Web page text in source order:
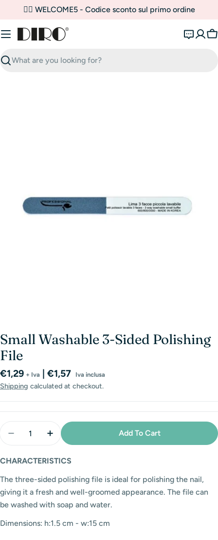
content
✌🏼 WELCOME5 - Codice sconto sul primo ordine
Search
media 0 in modal
Small Washable 3-Sided Polishing
File
Regular
price
€1,29 + Iva | €1,57 Iva inclusa
Shipping calculated at checkout.
Decrease Quantity For Small Washable 3-Sided
Increase Quantity For Small Washable 3-
Add To Cart
CHARACTERISTICS
The three-sided polishing file is ideal for polishing the nail,
giving it a fresh and well-groomed appearance. The file can
be washed with soap and water.
Dimensions: h:1.5 cm - w:15 cm